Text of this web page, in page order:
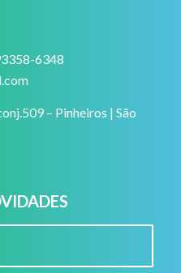
6348
– Pinheiros | São